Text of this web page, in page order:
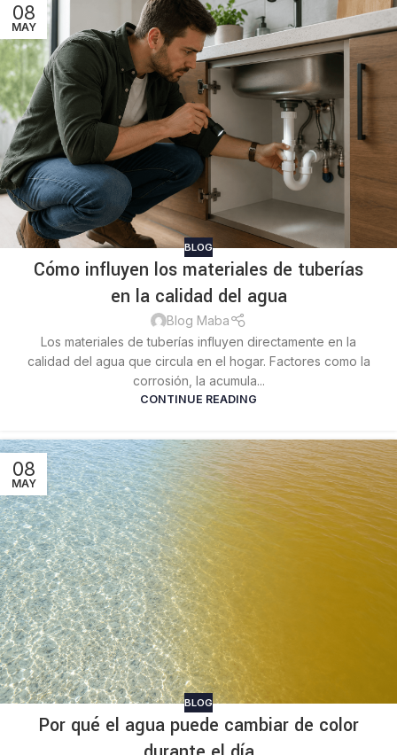
08
MAY
BLOG
Cómo influyen los materiales de tuberías
en la calidad del agua
Blog Maba
Los materiales de tuberías influyen directamente en la
calidad del agua que circula en el hogar. Factores como la
corrosión, la acumula...
CONTINUE READING
08
MAY
BLOG
Por qué el agua puede cambiar de color